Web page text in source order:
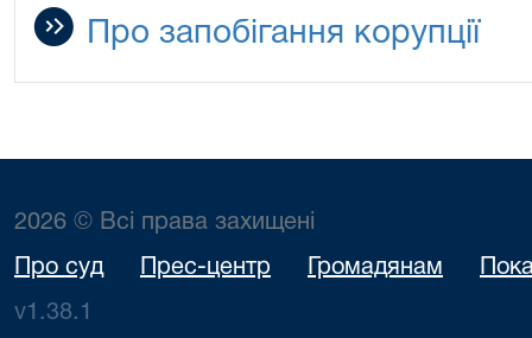
Про запобігання корупції
2026 © Всі права захищені
Про суд Прес-центр Громадянам
v1.38.1